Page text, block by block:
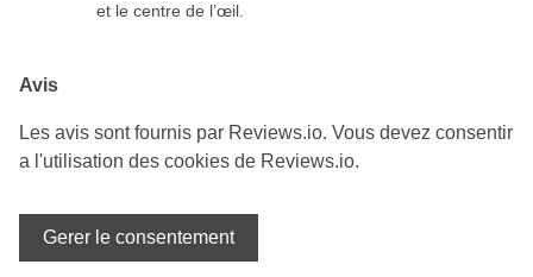
et le centre de l’œil.
Avis
Les avis sont fournis par Reviews.io. Vous devez consentir
a l'utilisation des cookies de Reviews.io.
Gerer le consentement